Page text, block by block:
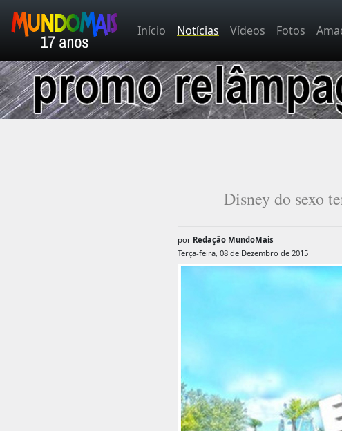
Início Notícias Vídeos Fotos
Disney do sexo
por Redação MundoMais
Terça-feira, 08 de Dezembro de 2015